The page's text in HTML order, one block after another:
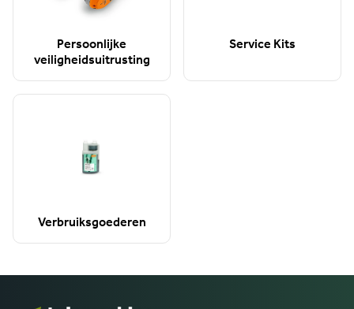
Persoonlijke
veiligheidsuitrusting
Service Kits
Verbruiksgoederen